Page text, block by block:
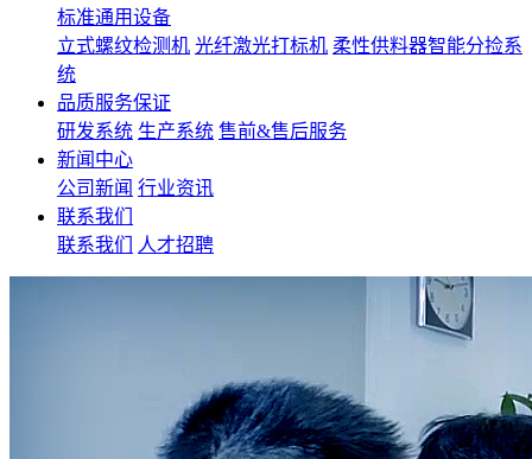
标准通用设备
立式螺纹检测机 光纤激光打标机 柔性供料器智能分捡系
统
品质服务保证
研发系统 生产系统 售前&售后服务
新闻中心
公司新闻 行业资讯
联系我们
联系我们
人才招聘